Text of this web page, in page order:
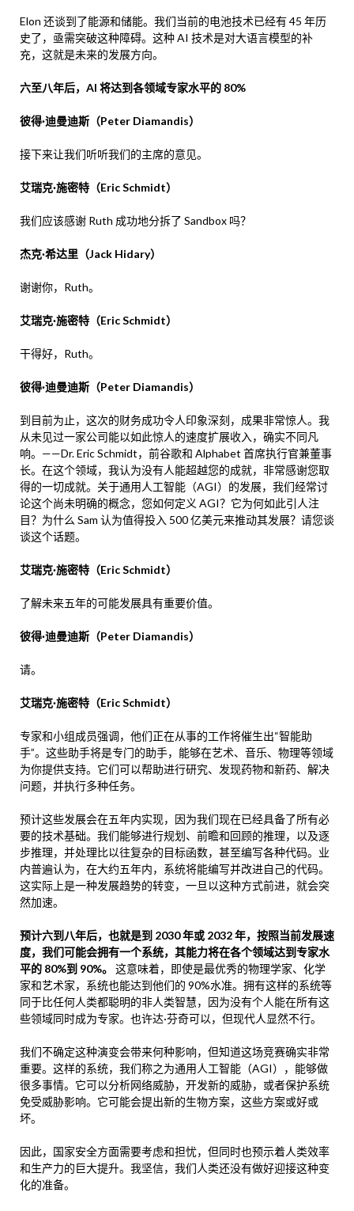
Elon 还谈到了能源和储能。我们当前的电池技术已经有 45 年历
史了，亟需突破这种障碍。这种 AI 技术是对大语言模型的补
充，这就是未来的发展方向。
六至八年后，AI 将达到各领域专家水平的 80%
彼得·迪曼迪斯（Peter Diamandis）
接下来让我们听听我们的主席的意见。
艾瑞克·施密特（Eric Schmidt）
我们应该感谢 Ruth 成功地分拆了 Sandbox 吗？
杰克·希达里（Jack Hidary）
谢谢你，Ruth。
艾瑞克·施密特（Eric Schmidt）
干得好，Ruth。
彼得·迪曼迪斯（Peter Diamandis）
到目前为止，这次的财务成功令人印象深刻，成果非常惊人。我
从未见过一家公司能以如此惊人的速度扩展收入，确实不同凡
响。——Dr. Eric Schmidt，前谷歌和 Alphabet 首席执行官兼董事
长。在这个领域，我认为没有人能超越您的成就，非常感谢您取
得的一切成就。关于通用人工智能（AGI）的发展，我们经常讨
论这个尚未明确的概念，您如何定义 AGI？它为何如此引人注
目？为什么 Sam 认为值得投入 500 亿美元来推动其发展？请您谈
谈这个话题。
艾瑞克·施密特（Eric Schmidt）
了解未来五年的可能发展具有重要价值。
彼得·迪曼迪斯（Peter Diamandis）
请。
艾瑞克·施密特（Eric Schmidt）
专家和小组成员强调，他们正在从事的工作将催生出“智能助
手”。这些助手将是专门的助手，能够在艺术、音乐、物理等领域
为你提供支持。它们可以帮助进行研究、发现药物和新药、解决
问题，并执行多种任务。
预计这些发展会在五年内实现，因为我们现在已经具备了所有必
要的技术基础。我们能够进行规划、前瞻和回顾的推理，以及逐
步推理，并处理比以往复杂的目标函数，甚至编写各种代码。业
内普遍认为，在大约五年内，系统将能编写并改进自己的代码。
这实际上是一种发展趋势的转变，一旦以这种方式前进，就会突
然加速。
预计六到八年后，也就是到 2030 年或 2032 年，按照当前发展速
度，我们可能会拥有一个系统，其能力将在各个领域达到专家水
平的 80%到 90%。
这意味着，即使是最优秀的物理学家、化学
家和艺术家，系统也能达到他们的 90%水准。拥有这样的系统等
同于比任何人类都聪明的非人类智慧，因为没有个人能在所有这
些领域同时成为专家。也许达·芬奇可以，但现代人显然不行。
我们不确定这种演变会带来何种影响，但知道这场竞赛确实非常
重要。这样的系统，我们称之为通用人工智能（AGI），能够做
很多事情。它可以分析网络威胁，开发新的威胁，或者保护系统
免受威胁影响。它可能会提出新的生物方案，这些方案或好或
坏。
因此，国家安全方面需要考虑和担忧，但同时也预示着人类效率
和生产力的巨大提升。我坚信，我们人类还没有做好迎接这种变
化的准备。